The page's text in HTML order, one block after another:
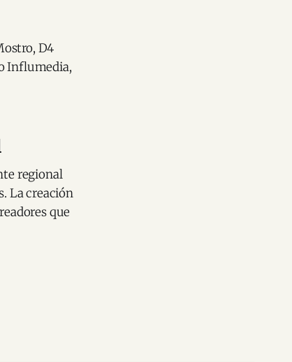
D4
Influmedia,
regional
La creación
que